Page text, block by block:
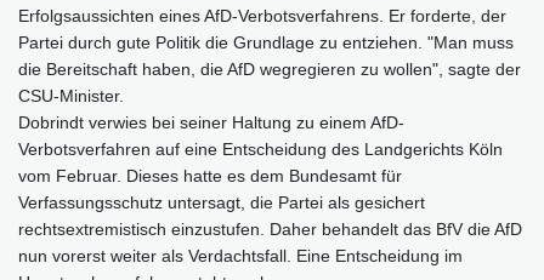
Erfolgsaussichten eines AfD-Verbotsverfahrens. Er forderte, der
Partei durch gute Politik die Grundlage zu entziehen. "Man muss
die Bereitschaft haben, die AfD wegregieren zu wollen", sagte der
CSU-Minister.
Dobrindt verwies bei seiner Haltung zu einem AfD-
Verbotsverfahren auf eine Entscheidung des Landgerichts Köln
vom Februar. Dieses hatte es dem Bundesamt für
Verfassungsschutz untersagt, die Partei als gesichert
rechtsextremistisch einzustufen. Daher behandelt das BfV die AfD
nun vorerst weiter als Verdachtsfall. Eine Entscheidung im